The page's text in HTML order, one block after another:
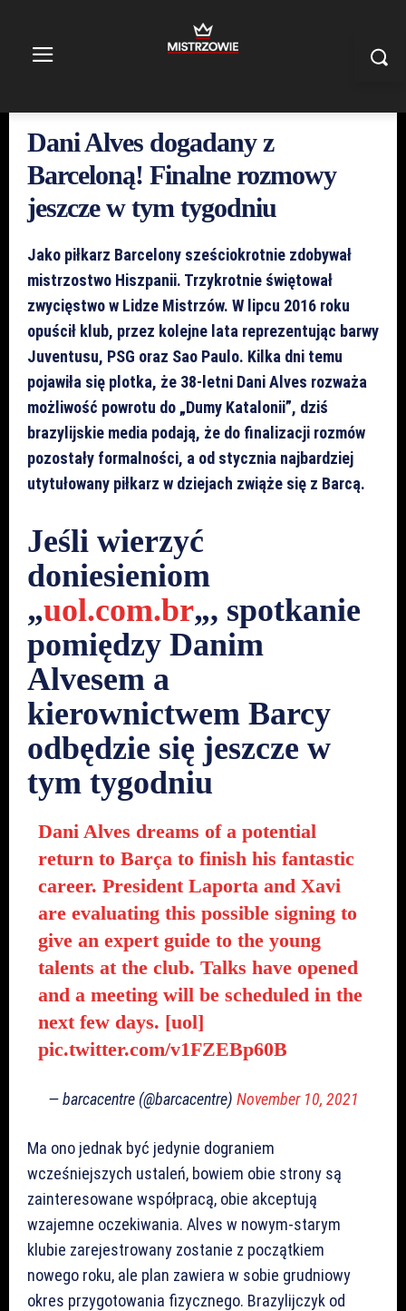
Dani Alves dogadany z
Barceloną! Finalne rozmowy
jeszcze w tym tygodniu
Jako piłkarz Barcelony sześciokrotnie zdobywał
mistrzostwo Hiszpanii. Trzykrotnie świętował
zwycięstwo w Lidze Mistrzów. W lipcu 2016 roku
opuścił klub, przez kolejne lata reprezentując barwy
Juventusu, PSG oraz Sao Paulo. Kilka dni temu
pojawiła się plotka, że 38-letni Dani Alves rozważa
możliwość powrotu do „Dumy Katalonii”, dziś
brazylijskie media podają, że do finalizacji rozmów
pozostały formalności, a od stycznia najbardziej
utytułowany piłkarz w dziejach zwiąże się z Barcą.
Jeśli wierzyć
doniesieniom
„uol.com.br„, spotkanie
pomiędzy Danim
Alvesem a
kierownictwem Barcy
odbędzie się jeszcze w
tym tygodniu
Dani Alves dreams of a potential
return to Barça to finish his fantastic
career. President Laporta and Xavi
are evaluating this possible signing to
give an expert guide to the young
talents at the club. Talks have opened
and a meeting will be scheduled in the
next few days. [uol]
pic.twitter.com/v1FZEBp60B
— barcacentre (@barcacentre) November 10, 2021
Ma ono jednak być jedynie dograniem
wcześniejszych ustaleń, bowiem obie strony są
zainteresowane współpracą, obie akceptują
wzajemne oczekiwania. Alves w nowym-starym
klubie zarejestrowany zostanie z początkiem
nowego roku, ale plan zawiera w sobie grudniowy
okres przygotowania fizycznego. Brazylijczyk od